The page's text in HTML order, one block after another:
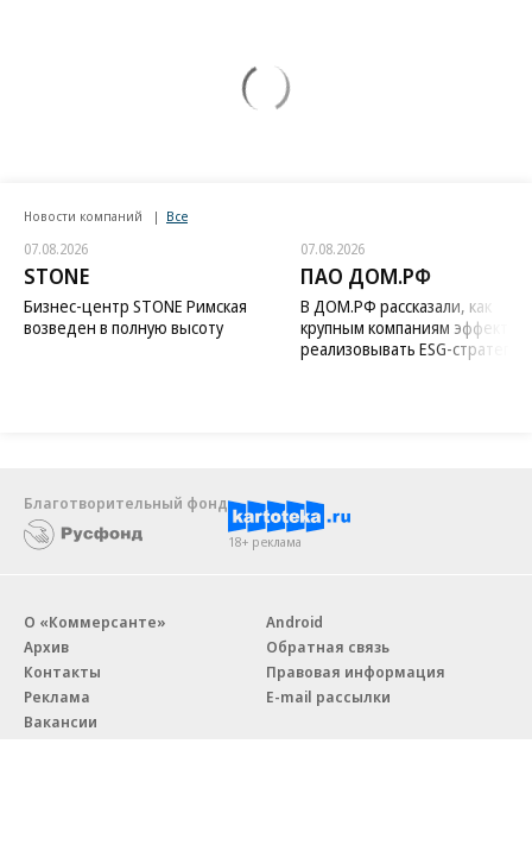
Новости компаний Все
07.08.2026
STONE
Бизнес-центр STONE Римская
возведен в полную высоту
07.08.2026
ПАО ДОМ.РФ
В ДОМ.РФ рассказали, как
крупным компаниям
реализовывать ESG-стратегию
Благотворительный фонд
18+ реклама
О «Коммерсанте»
Архив
Контакты
Реклама
Вакансии
Android
Обратная связь
Правовая информация
E-mail рассылки